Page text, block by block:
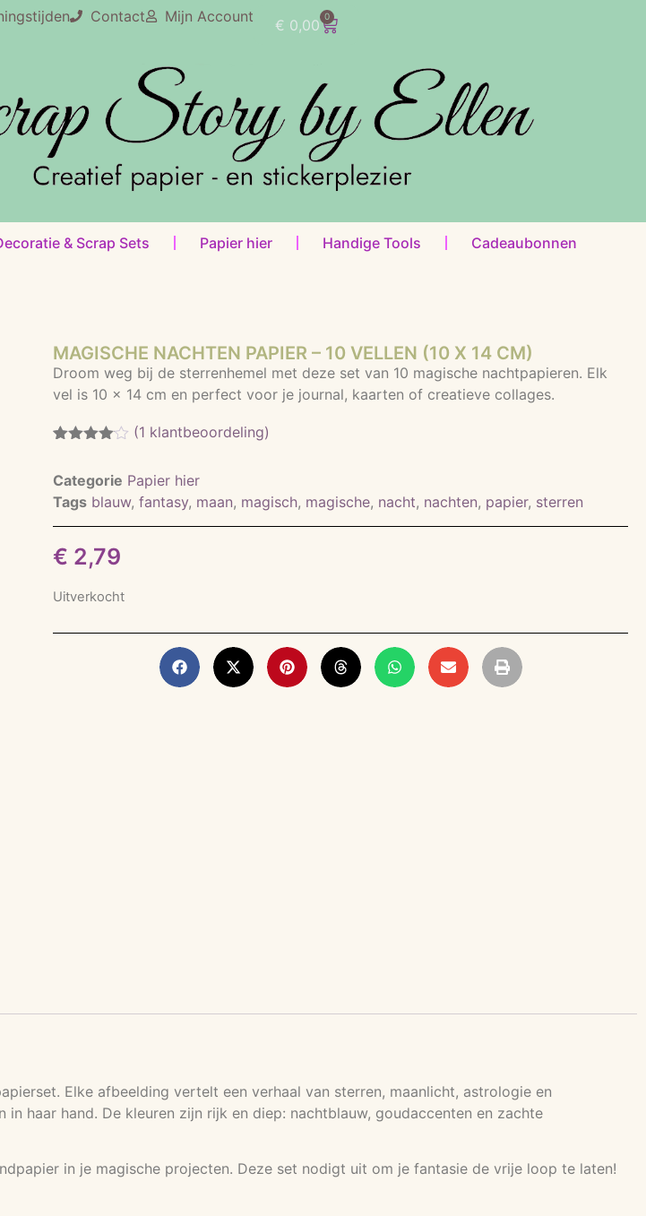
Contact Mijn Account € 0,00 0
& Scrap Sets Papier hier Handige Tools Cadeaubonnen
MAGISCHE NACHTEN PAPIER – 10 VELLEN (10 X 14 CM)
Droom weg bij de sterrenhemel met deze set van 10 magische nachtpapieren. Elk
vel is 10 x 14 cm en perfect voor je journal, kaarten of creatieve collages.
gebaseerd
opklant
waardering
(1 klantbeoordeling)
Categorie Papier hier
Tags blauw, fantasy, maan, magisch, magische, nacht, nachten, papier, sterren
€ 2,79
Uitverkocht
Elke afbeelding vertelt een verhaal van sterren, maanlicht, astrologie en
haar hand. De kleuren zijn rijk en diep: nachtblauw, goudaccenten en zachte
in je magische projecten. Deze set nodigt uit om je fantasie de vrije loop te laten!